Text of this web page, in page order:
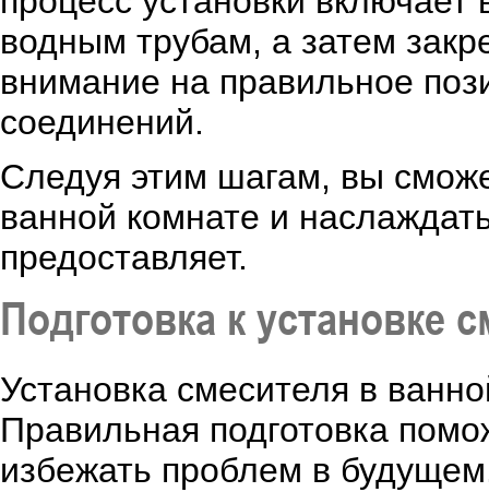
водным трубам, а затем
внимание на правильное
соединений.
Следуя этим шагам, вы
ванной комнате и
предоставляет.
Подготовка к установке
Установка смесителя в
Правильная подготовка
избежать проблем в